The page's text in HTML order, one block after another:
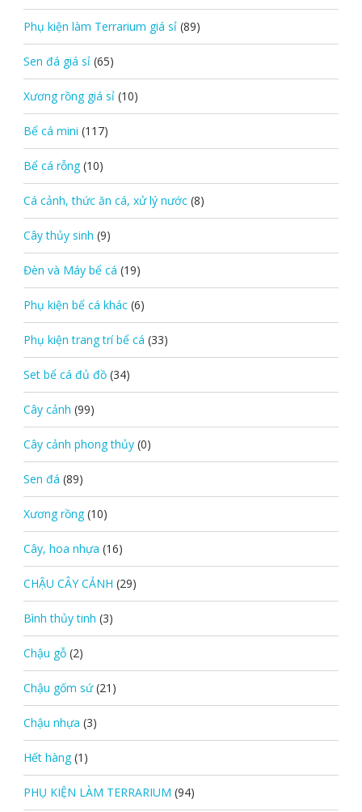
Phụ kiện làm Terrarium giá sỉ (89)
Sen đá giá sỉ (65)
Xương rồng giá sỉ (10)
Bể cá mini (117)
Bể cá rỗng (10)
Cá cảnh, thức ăn cá, xử lý nước (8)
Cây thủy sinh (9)
Đèn và Máy bể cá (19)
Phụ kiện bể cá khác (6)
Phụ kiện trang trí bể cá (33)
Set bể cá đủ đồ (34)
Cây cảnh (99)
Cây cảnh phong thủy (0)
Sen đá (89)
Xương rồng (10)
Cây, hoa nhựa (16)
CHẬU CÂY CẢNH (29)
Bình thủy tinh (3)
Chậu gỗ (2)
Chậu gốm sứ (21)
Chậu nhựa (3)
Hết hàng (1)
PHỤ KIỆN LÀM TERRARIUM (94)